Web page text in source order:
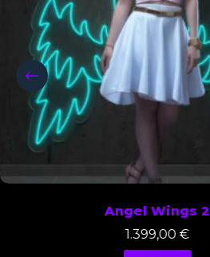
Angel Wings 2
1.399,00€